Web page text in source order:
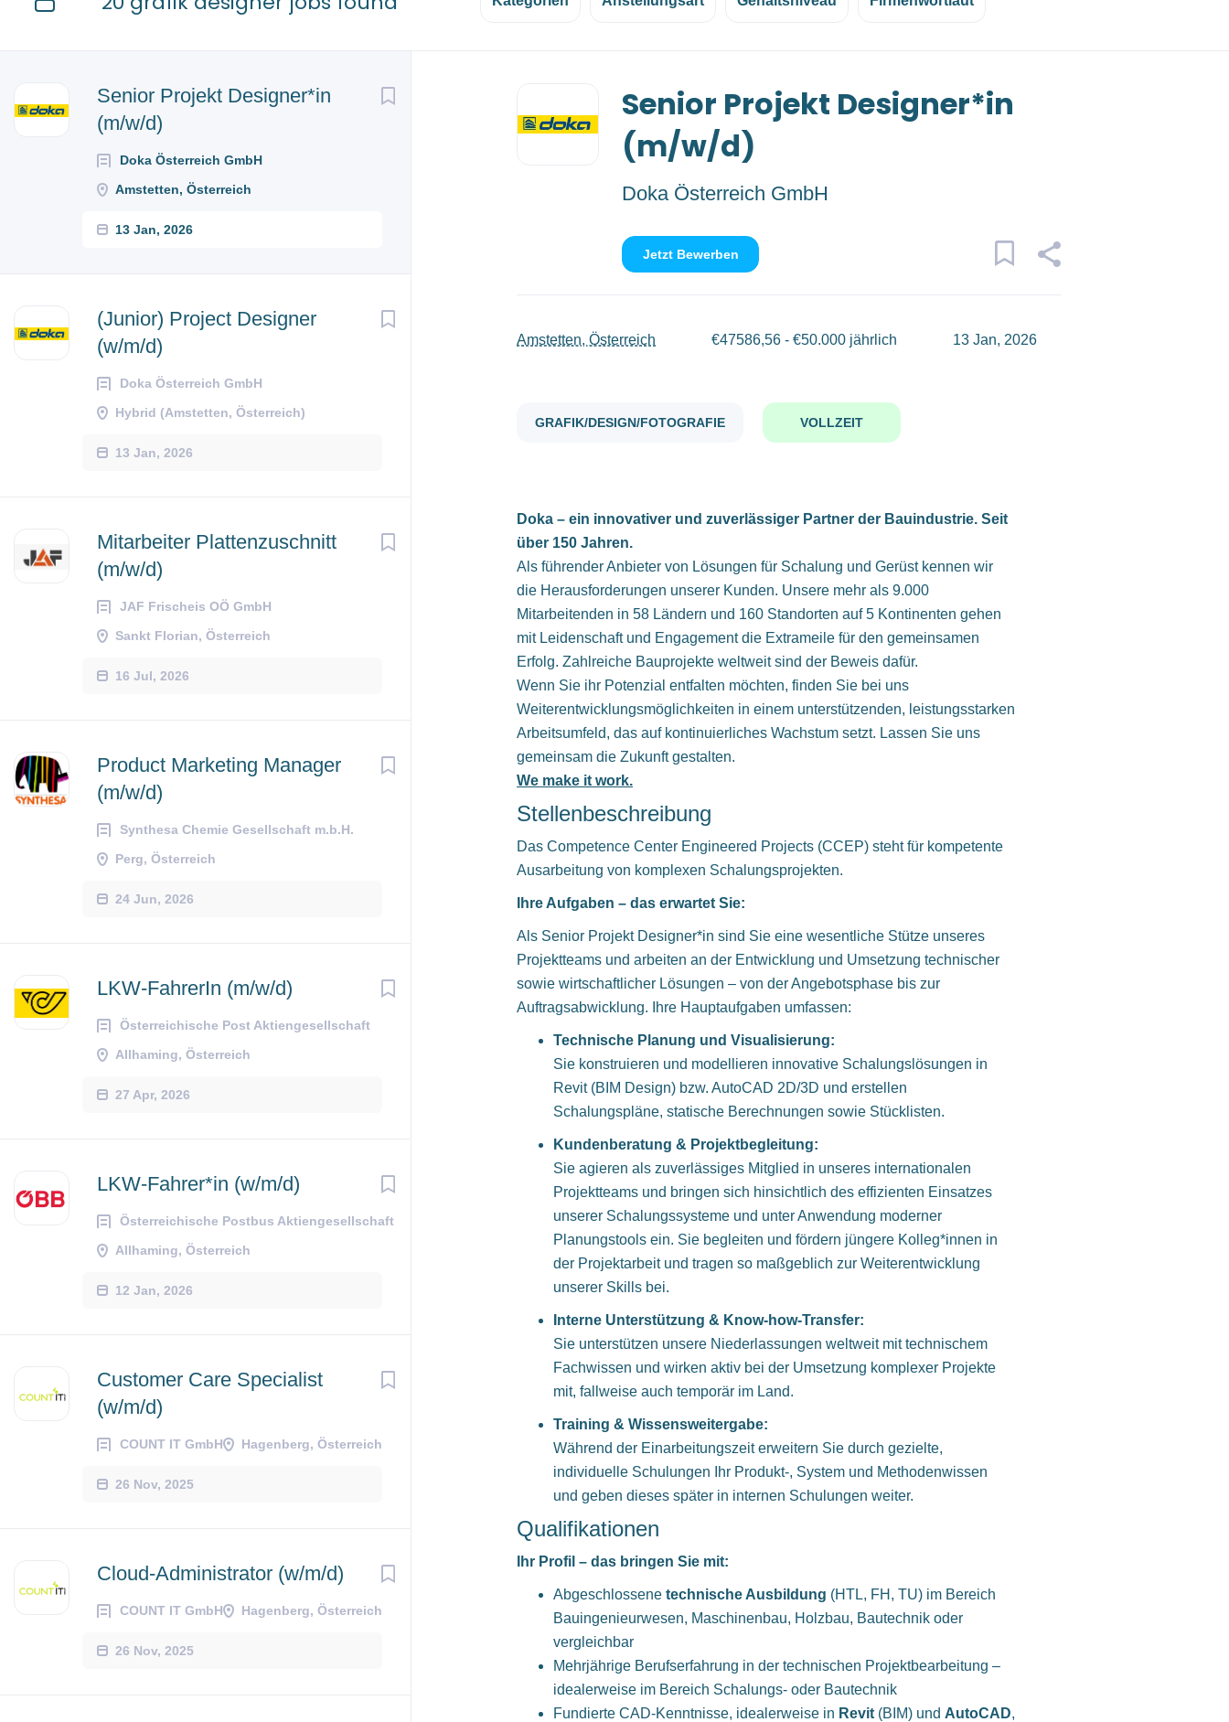
Senior Projekt Designer*in
(m/w/d)
Doka Österreich GmbH
Amstetten, Österreich
13 Jan, 2026
(Junior) Project Designer
(w/m/d)
Doka Österreich GmbH
Hybrid (Amstetten, Österreich)
13 Jan, 2026
Mitarbeiter Plattenzuschnitt
(m/w/d)
JAF Frischeis OÖ GmbH
Sankt Florian, Österreich
16 Jul, 2026
Product Marketing Manager
(m/w/d)
Synthesa Chemie Gesellschaft m.b.H.
Perg, Österreich
24 Jun, 2026
LKW-FahrerIn (m/w/d)
Österreichische Post Aktiengesellschaft
Allhaming, Österreich
27 Apr, 2026
LKW-Fahrer*in (w/m/d)
Österreichische Postbus Aktiengesellschaft
Allhaming, Österreich
12 Jan, 2026
Customer Care Specialist
(w/m/d)
COUNT IT GmbH Hagenberg, Österreich
26 Nov, 2025
Cloud-Administrator (w/m/d)
COUNT IT GmbH Hagenberg, Österreich
26 Nov, 2025
list
Senior Projekt Designer*in
(m/w/d)
Doka Österreich GmbH
Jetzt Bewerben
Amstetten, Österreich €47586,56 - €50.000 jährlich 13 Jan, 2026
GRAFIK/DESIGN/FOTOGRAFIE VOLLZEIT
Doka – ein innovativer und zuverlässiger Partner der Bauindustrie. Seit
über 150 Jahren.
Als führender Anbieter von Lösungen für Schalung und Gerüst kennen wir
die Herausforderungen unserer Kunden. Unsere mehr als 9.000
Mitarbeitenden in 58 Ländern und 160 Standorten auf 5 Kontinenten gehen
mit Leidenschaft und Engagement die Extrameile für den gemeinsamen
Erfolg. Zahlreiche Bauprojekte weltweit sind der Beweis dafür.
Wenn Sie ihr Potenzial entfalten möchten, finden Sie bei uns
Weiterentwicklungsmöglichkeiten in einem unterstützenden, leistungsstarken
Arbeitsumfeld, das auf kontinuierliches Wachstum setzt. Lassen Sie uns
gemeinsam die Zukunft gestalten.
We make it work.
Stellenbeschreibung
Das Competence Center Engineered Projects (CCEP) steht für kompetente
Ausarbeitung von komplexen Schalungsprojekten.
Ihre Aufgaben – das erwartet Sie:
Als Senior Projekt Designer*in sind Sie eine wesentliche Stütze unseres
Projektteams und arbeiten an der Entwicklung und Umsetzung technischer
sowie wirtschaftlicher Lösungen – von der Angebotsphase bis zur
Auftragsabwicklung. Ihre Hauptaufgaben umfassen:
Technische Planung und Visualisierung:
Sie konstruieren und modellieren innovative Schalungslösungen in
Revit (BIM Design) bzw. AutoCAD 2D/3D und erstellen
Schalungspläne, statische Berechnungen sowie Stücklisten.
Kundenberatung & Projektbegleitung:
Sie agieren als zuverlässiges Mitglied in unseres internationalen
Projektteams und bringen sich hinsichtlich des effizienten Einsatzes
unserer Schalungssysteme und unter Anwendung moderner
Planungstools ein. Sie begleiten und fördern jüngere Kolleg*innen in
der Projektarbeit und tragen so maßgeblich zur Weiterentwicklung
unserer Skills bei.
Interne Unterstützung & Know-how-Transfer:
Sie unterstützen unsere Niederlassungen weltweit mit technischem
Fachwissen und wirken aktiv bei der Umsetzung komplexer Projekte
mit, fallweise auch temporär im Land.
Training & Wissensweitergabe:
Während der Einarbeitungszeit erweitern Sie durch gezielte,
individuelle Schulungen Ihr Produkt-, System und Methodenwissen
und geben dieses später in internen Schulungen weiter.
Qualifikationen
Ihr Profil – das bringen Sie mit:
Abgeschlossene technische Ausbildung (HTL, FH, TU) im Bereich
Bauingenieurwesen, Maschinenbau, Holzbau, Bautechnik oder
vergleichbar
Mehrjährige Berufserfahrung in der technischen Projektbearbeitung –
idealerweise im Bereich Schalungs- oder Bautechnik
Fundierte CAD-Kenntnisse, idealerweise in Revit (BIM) und AutoCAD,